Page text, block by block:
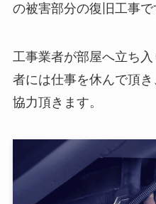
の被害部分の復旧工事で
工事業者が部屋へ立ち
者には仕事を休んで頂
協力頂きます。